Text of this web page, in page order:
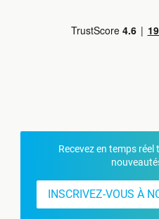
Recevez en temps
INSCRIVEZ-VOUS À